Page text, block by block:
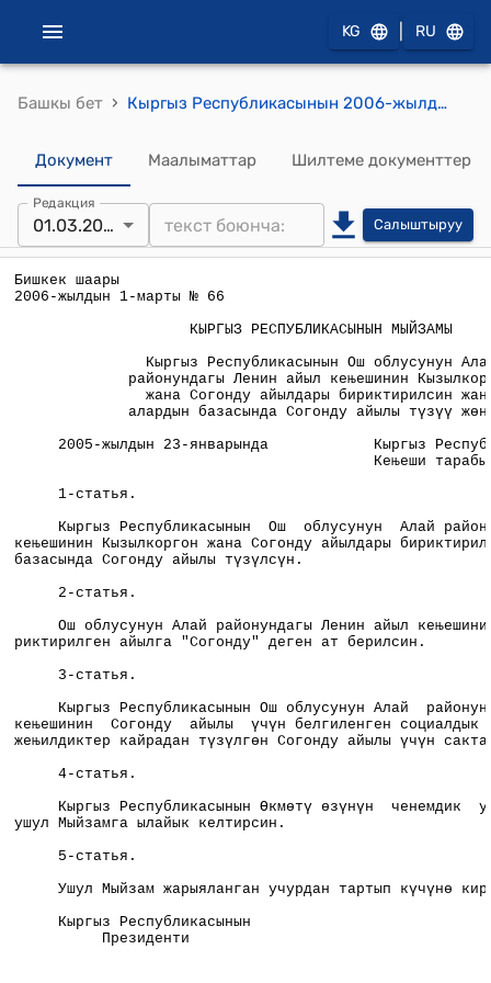
KG RU
Башкы бет › Кыргыз Республикасынын 2006-жылдын 1-мартындагы № 66 " Кыргыз Республикасынын Ош облусунун Алай районундагы Ленин айыл кеңешинин Кызылкоргон жана Согонду айылдары бириктирилсин жана алардын базасында Согонду айылы түзүү жөнүндө" Мыйзамы
Документ Маалыматтар Шилтеме документтер
Редакция
01.03.2006 Салыштыруу